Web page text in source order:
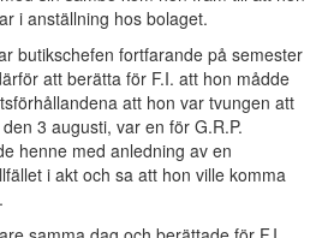
i anställning hos bolaget.
butikschefen fortfarande på semester
att berätta för F.I. att hon mådde
att hon var tvungen att
3 augusti, var en för G.R.P.
henne med anledning av en
i akt och sa att hon ville komma